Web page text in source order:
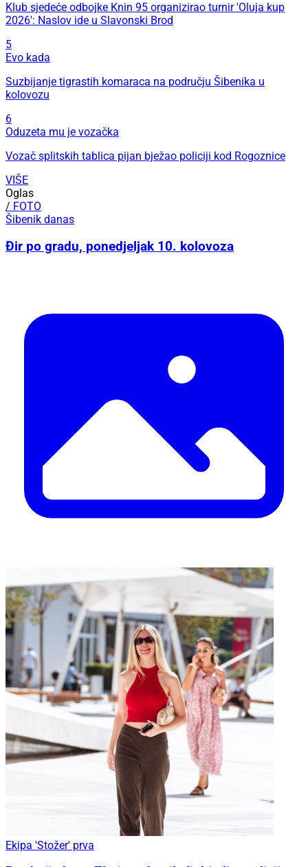
Klub sjedeće odbojke Knin 95 organizirao turnir 'Oluja kup
2026': Naslov ide u Slavonski Brod
5
Evo kada
Suzbijanje tigrastih komaraca na području Šibenika u
kolovozu
6
Oduzeta mu je vozačka
Vozač splitskih tablica pijan bježao policiji kod Rogoznice
VIŠE
Oglas
/ FOTO
Šibenik danas
Đir po gradu, ponedjeljak 10. kolovoza
Ekipa 'Stožer' prva